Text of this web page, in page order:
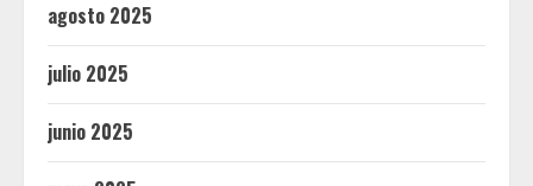
agosto 2025
julio 2025
junio 2025